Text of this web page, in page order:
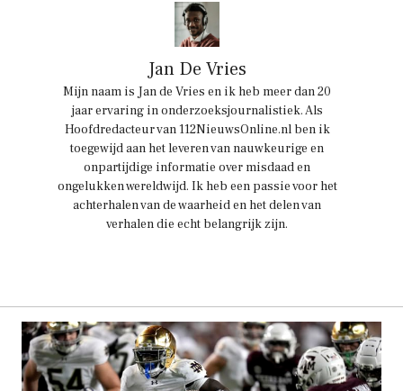
Jan De Vries
Mijn naam is Jan de Vries en ik heb meer dan 20
jaar ervaring in onderzoeksjournalistiek. Als
Hoofdredacteur van 112NieuwsOnline.nl ben ik
toegewijd aan het leveren van nauwkeurige en
onpartijdige informatie over misdaad en
ongelukken wereldwijd. Ik heb een passie voor het
achterhalen van de waarheid en het delen van
verhalen die echt belangrijk zijn.